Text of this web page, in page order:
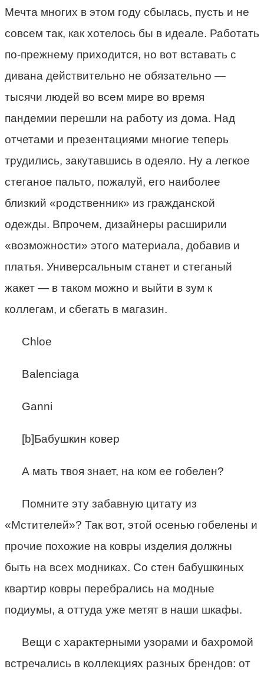
Мечта многих в этом году сбылась, пусть и не
совсем так, как хотелось бы в идеале. Работать
по-прежнему приходится, но вот вставать с
дивана действительно не обязательно —
тысячи людей во всем мире во время
пандемии перешли на работу из дома. Над
отчетами и презентациями многие теперь
трудились, закутавшись в одеяло. Ну а легкое
стеганое пальто, пожалуй, его наиболее
близкий «родственник» из гражданской
одежды. Впрочем, дизайнеры расширили
«возможности» этого материала, добавив и
платья. Универсальным станет и стеганый
жакет — в таком можно и выйти в зум к
коллегам, и сбегать в магазин.
Chloe
Balenciaga
Ganni
[b]Бабушкин ковер
А мать твоя знает, на ком ее гобелен?
Помните эту забавную цитату из
«Мстителей»? Так вот, этой осенью гобелены и
прочие похожие на ковры изделия должны
быть на всех модниках. Со стен бабушкиных
квартир ковры перебрались на модные
подиумы, а оттуда уже метят в наши шкафы.
Вещи с характерными узорами и бахромой
встречались в коллекциях разных брендов: от